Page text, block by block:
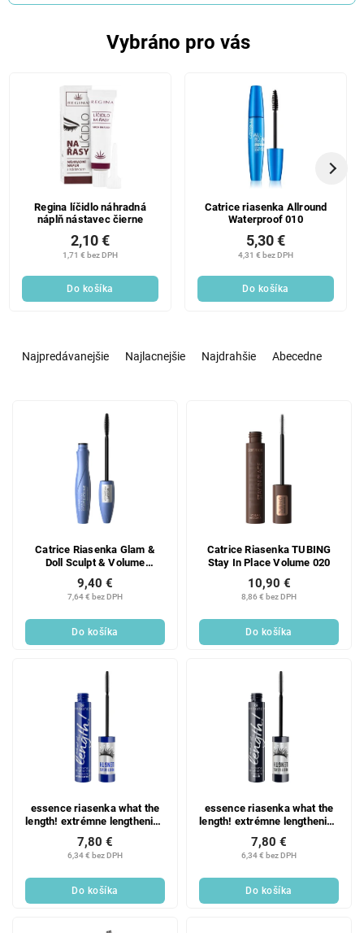
Vybráno pro vás
Regina líčidlo náhradná
náplň nástavec čierne
1,71 € bez DPH
2,10 €
Do košíka
Catrice riasenka Allround
Waterproof 010
4,31 € bez DPH
5,30 €
Do košíka
Najpredávanejšie Najlacnejšie Najdrahšie Abecedne
Catrice Riasenka Glam &
Doll Sculpt & Volume
vodeodolná
7,64 € bez DPH
9,40 €
Do košíka
Catrice Riasenka TUBING
Stay In Place Volume 020
8,86 € bez DPH
10,90 €
Do košíka
essence riasenka what the
length! extrémne lengthening
vodeodolná 02
6,34 € bez DPH
7,80 €
Do košíka
essence riasenka what the
length! extrémne lengthening
01
6,34 € bez DPH
7,80 €
Do košíka